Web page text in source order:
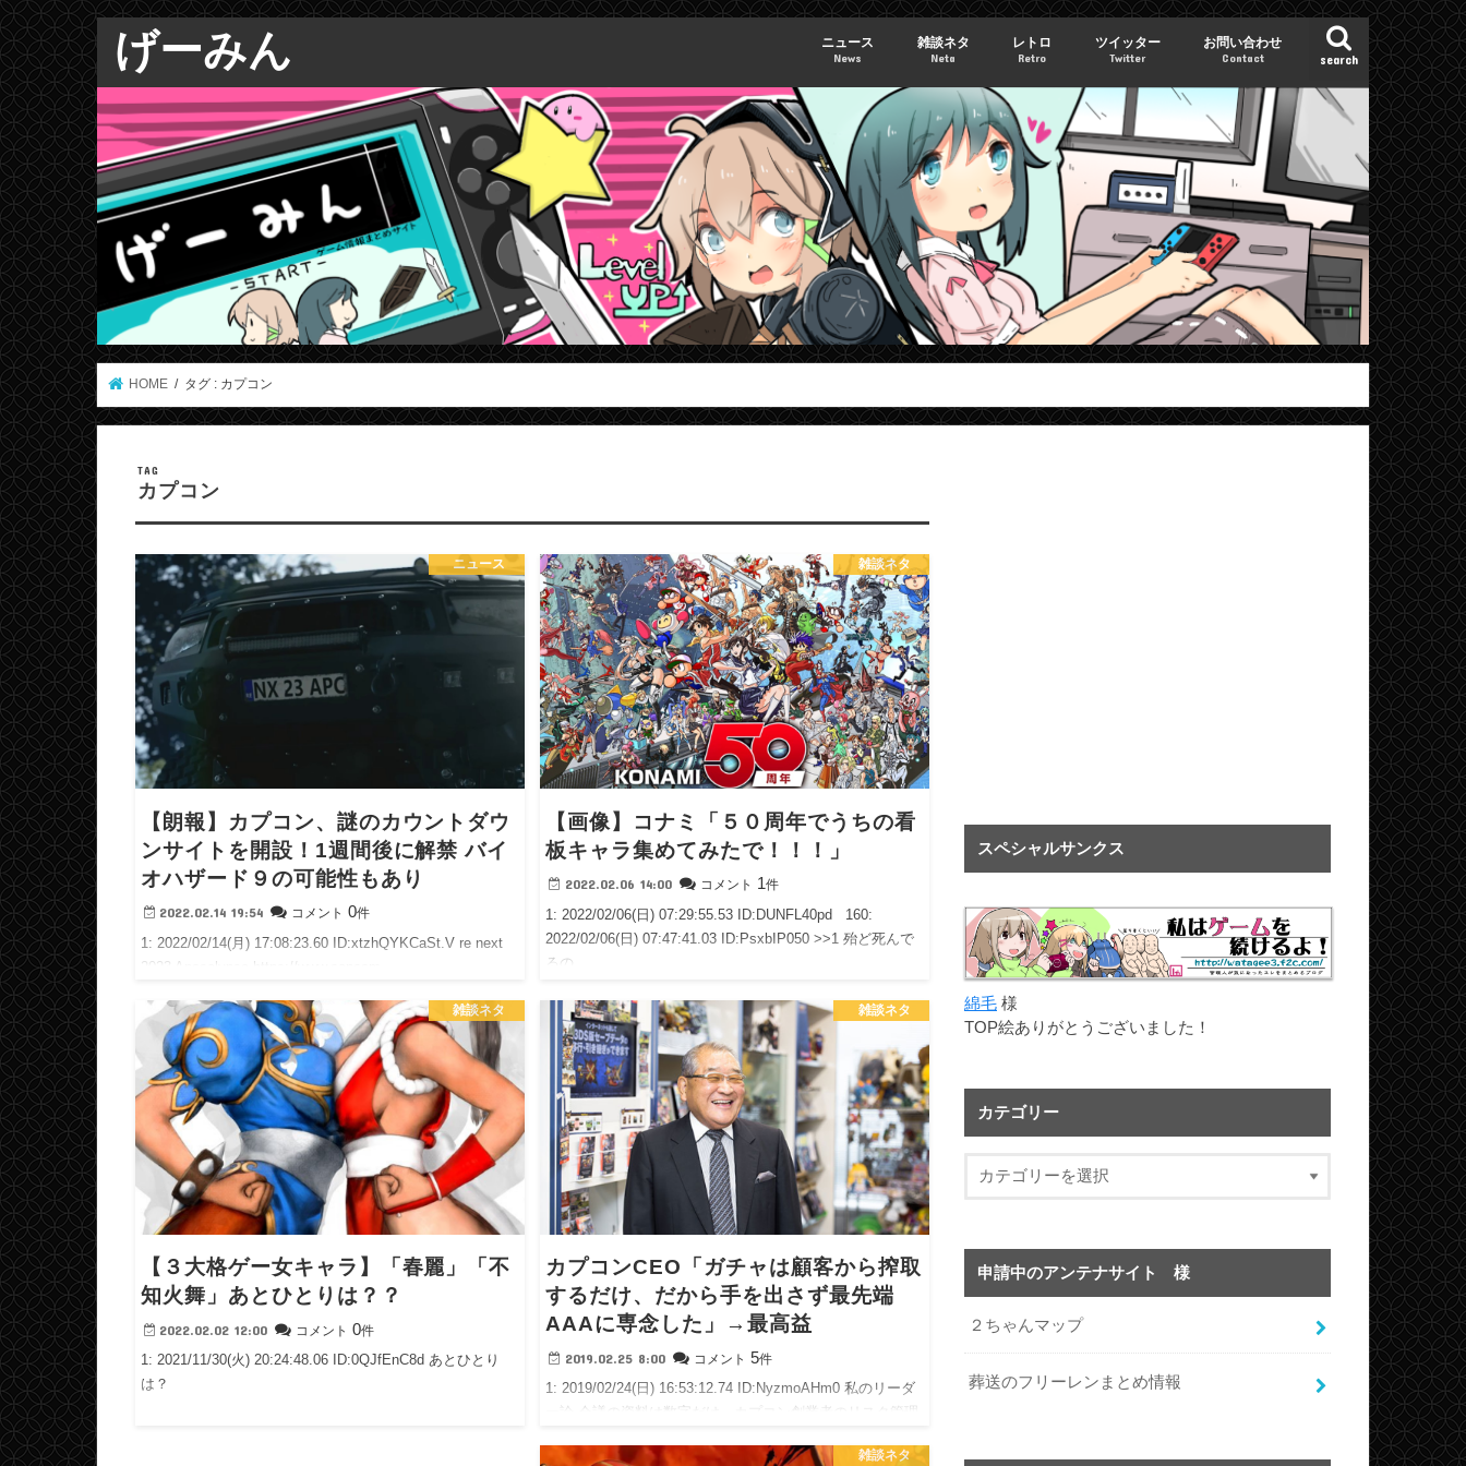
げーみん search
ニュース
News
雑談ネタ
Neta
レトロ
Retro
ツイッター
Twitter
お問い合わせ
Contact
HOME タグ : カプコン
TAG
カプコン
ニュース
【朗報】カプコン、謎のカウントダウ
ンサイトを開設！1週間後に解禁 バイ
オハザード９の可能性もあり
2022.02.14 19:54 コメント 0件
1: 2022/02/14(月) 17:08:23.60 ID:xtzhQYKCaSt.V re next
雑談ネタ
【画像】コナミ「５０周年でうちの看
板キャラ集めてみたで！！！」
2022.02.06 14:00 コメント 1件
1: 2022/02/06(日) 07:29:55.53 ID:DUNFL40pd 160:
2022/02/06(日) 07:47:41.03 ID:PsxbIP050 >>1 殆ど死んで
るの…
雑談ネタ
【３大格ゲー女キャラ】「春麗」「不
知火舞」あとひとりは？？
2022.02.02 12:00 コメント 0件
1: 2021/11/30(火) 20:24:48.06 ID:0QJfEnC8d あとひとり
は？
雑談ネタ
カプコンCEO「ガチャは顧客から搾取
するだけ、だから手を出さず最先端
AAAに専念した」→最高益
2019.02.25 8:00 コメント 5件
1: 2019/02/24(日) 16:53:12.74 ID:NyzmoAHm0 私のリーダ
も重要ですね。 …
雑談ネタ
スペシャルサンクス
綿毛 様
TOP絵ありがとうございました！
カテゴリー
申請中のアンテナサイト 様
２ちゃんマップ
葬送のフリーレンまとめ情報